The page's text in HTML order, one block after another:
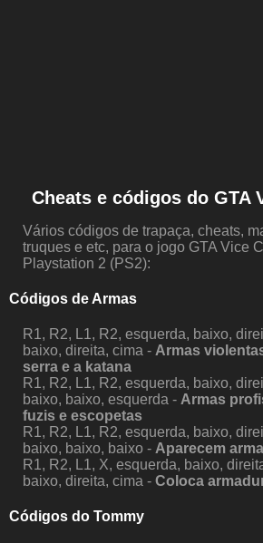
Cheats e códigos do GTA
Vários códigos de trapaça, cheats,
truques e etc, para o jogo GTA Vice
Playstation 2 (PS2):
Códigos de Armas
R1, R2, L1, R2, esquerda, baixo,
baixo, direita, cima - Armas
serra e a katana
R1, R2, L1, R2, esquerda, baixo,
baixo, baixo, esquerda - Armas
fuzis e escopetas
R1, R2, L1, R2, esquerda, baixo,
baixo, baixo, baixo - Aparecem
R1, R2, L1, X, esquerda, baixo,
baixo, direita, cima - Coloca
Códigos do Tommy